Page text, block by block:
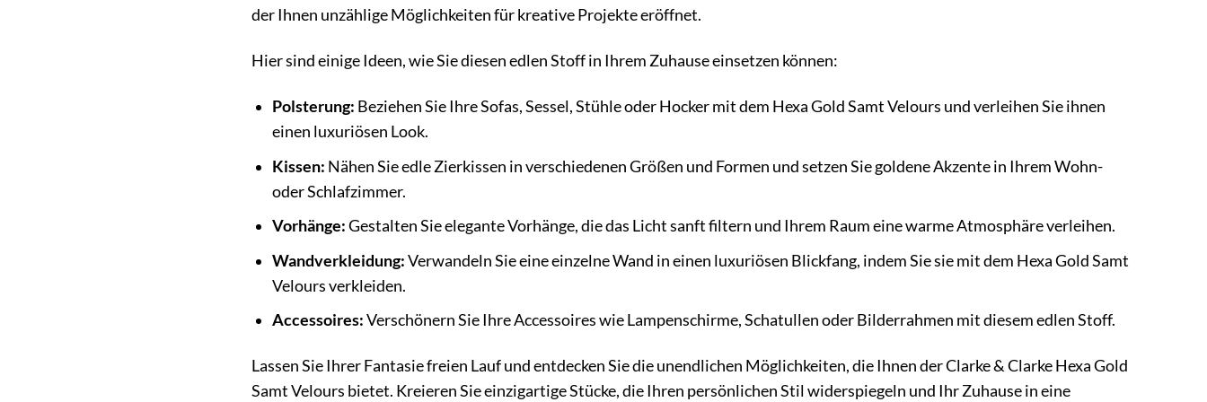
der Ihnen unzählige Möglichkeiten für kreative Projekte eröffnet.
Hier sind einige Ideen, wie Sie diesen edlen Stoff in Ihrem Zuhause einsetzen können:
Polsterung: Beziehen Sie Ihre Sofas, Sessel, Stühle oder Hocker mit dem Hexa Gold Samt Velours und verleihen Sie ihnen
einen luxuriösen Look.
Kissen: Nähen Sie edle Zierkissen in verschiedenen Größen und Formen und setzen Sie goldene Akzente in Ihrem Wohn-
oder Schlafzimmer.
Vorhänge:Gestalten Sie elegante Vorhänge, die das Licht sanft filtern und Ihrem Raum eine warme Atmosphäre verleihen.
Wandverkleidung:Verwandeln Sie eine einzelne Wand in einen luxuriösen Blickfang, indem Sie sie mit dem Hexa Gold Samt
Velours verkleiden.
Accessoires:Verschönern Sie Ihre Accessoires wie Lampenschirme, Schatullen oder Bilderrahmen mit diesem edlen Stoff.
Lassen Sie Ihrer Fantasie freien Lauf und entdecken Sie die unendlichen Möglichkeiten, die Ihnen der Clarke & Clarke Hexa Gold
Samt Velours bietet. Kreieren Sie einzigartige Stücke, die Ihren persönlichen Stil widerspiegeln und Ihr Zuhause in eine